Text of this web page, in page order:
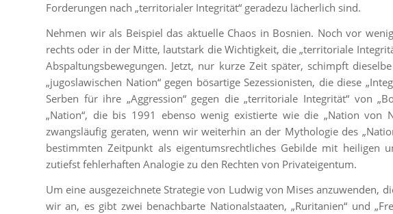
Forderungen nach „territorialer Integrität“ geradezu lächerlich sind.
Nehmen wir als Beispiel das aktuelle Chaos in Bosnien. Noch vor
rechts oder in der Mitte, lautstark die Wichtigkeit, die „territoriale
Abspaltungsbewegungen. Jetzt, nur kurze Zeit später, schimpft
„jugoslawischen Nation“ gegen bösartige Sezessionisten, die diese
Serben für ihre „Aggression“ gegen die „territoriale Integrität“ von
„Nation“, die bis 1991 ebenso wenig existierte wie die „Nation von
zwangsläufig geraten, wenn wir weiterhin an der Mythologie des
bestimmten Zeitpunkt als eigentumsrechtliches Gebilde mit heiligen
zutiefst fehlerhaften Analogie zu den Rechten von Privateigentum.
Um eine ausgezeichnete Strategie von Ludwig von Mises anzuwenden,
wir an, es gibt zwei benachbarte Nationalstaaten, „Ruritanien“ und